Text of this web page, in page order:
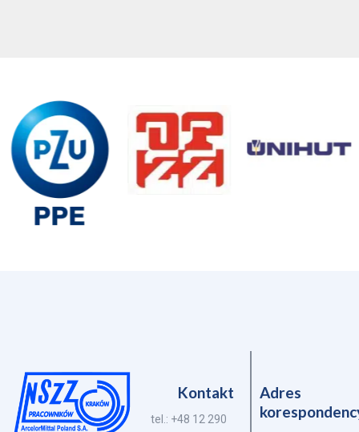
Kontakt
tel.: +48 12 290
Adres